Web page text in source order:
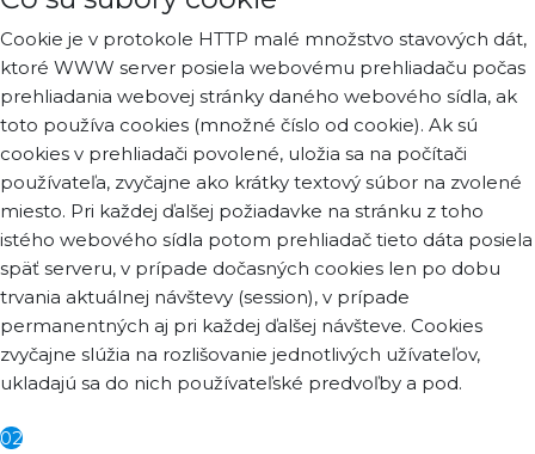
Cookie je v protokole HTTP malé množstvo stavových dát,
ktoré WWW server posiela webovému prehliadaču počas
prehliadania webovej stránky daného webového sídla, ak
toto používa cookies (množné číslo od cookie). Ak sú
cookies v prehliadači povolené, uložia sa na počítači
používateľa, zvyčajne ako krátky textový súbor na zvolené
miesto. Pri každej ďalšej požiadavke na stránku z toho
istého webového sídla potom prehliadač tieto dáta posiela
späť serveru, v prípade dočasných cookies len po dobu
trvania aktuálnej návštevy (session), v prípade
permanentných aj pri každej ďalšej návšteve. Cookies
zvyčajne slúžia na rozlišovanie jednotlivých užívateľov,
ukladajú sa do nich používateľské predvoľby a pod.
02